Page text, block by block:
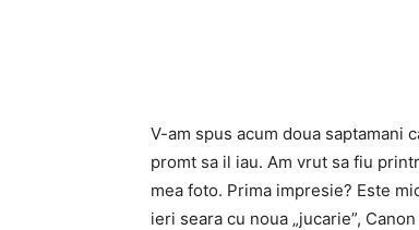
V-am spus acum doua saptamani
promt sa il iau. Am vrut sa fiu
mea foto. Prima impresie? Este
ieri seara cu noua „jucarie”,